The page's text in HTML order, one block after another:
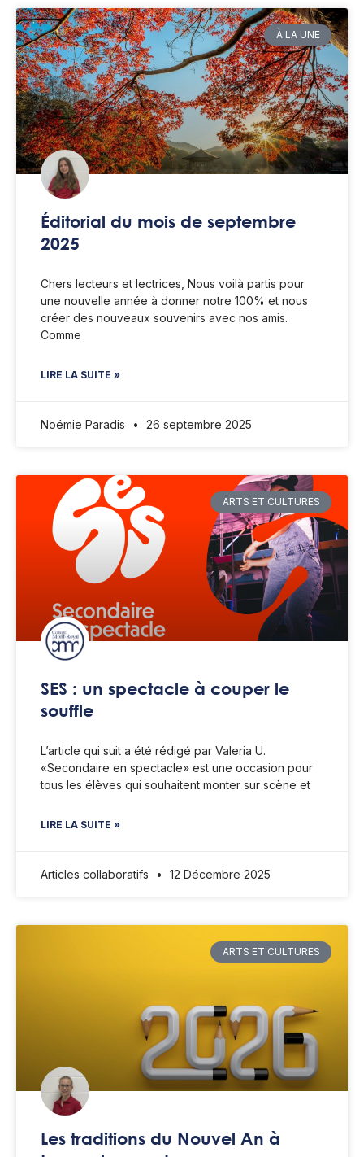
À LA UNE
Éditorial du mois de septembre
2025
Chers lecteurs et lectrices, Nous voilà partis pour
une nouvelle année à donner notre 100% et nous
créer des nouveaux souvenirs avec nos amis.
Comme
LIRE LA SUITE »
Noémie Paradis 26 septembre 2025
ARTS ET CULTURES
SES : un spectacle à couper le
souffle
L’article qui suit a été rédigé par Valeria U.
«Secondaire en spectacle» est une occasion pour
tous les élèves qui souhaitent monter sur scène et
LIRE LA SUITE »
Articles collaboratifs 12 Décembre 2025
ARTS ET CULTURES
Les traditions du Nouvel An à